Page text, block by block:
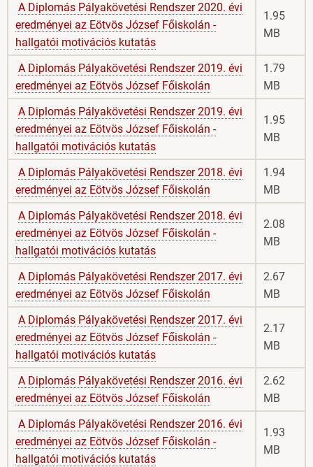
A Diplomás Pályakövetési Rendszer 2020. évi
eredményei az Eötvös József Főiskolán -
hallgatói motivációs kutatás
1.95
MB
A Diplomás Pályakövetési Rendszer 2019. évi
eredményei az Eötvös József Főiskolán
1.79
MB
A Diplomás Pályakövetési Rendszer 2019. évi
eredményei az Eötvös József Főiskolán -
hallgatói motivációs kutatás
1.95
MB
A Diplomás Pályakövetési Rendszer 2018. évi
eredményei az Eötvös József Főiskolán
1.94
MB
A Diplomás Pályakövetési Rendszer 2018. évi
eredményei az Eötvös József Főiskolán -
hallgatói motivációs kutatás
2.08
MB
A Diplomás Pályakövetési Rendszer 2017. évi
eredményei az Eötvös József Főiskolán
2.67
MB
A Diplomás Pályakövetési Rendszer 2017. évi
eredményei az Eötvös József Főiskolán -
hallgatói motivációs kutatás
2.17
MB
A Diplomás Pályakövetési Rendszer 2016. évi
eredményei az Eötvös József Főiskolán
2.62
MB
A Diplomás Pályakövetési Rendszer 2016. évi
eredményei az Eötvös József Főiskolán -
hallgatói motivációs kutatás
1.93
MB